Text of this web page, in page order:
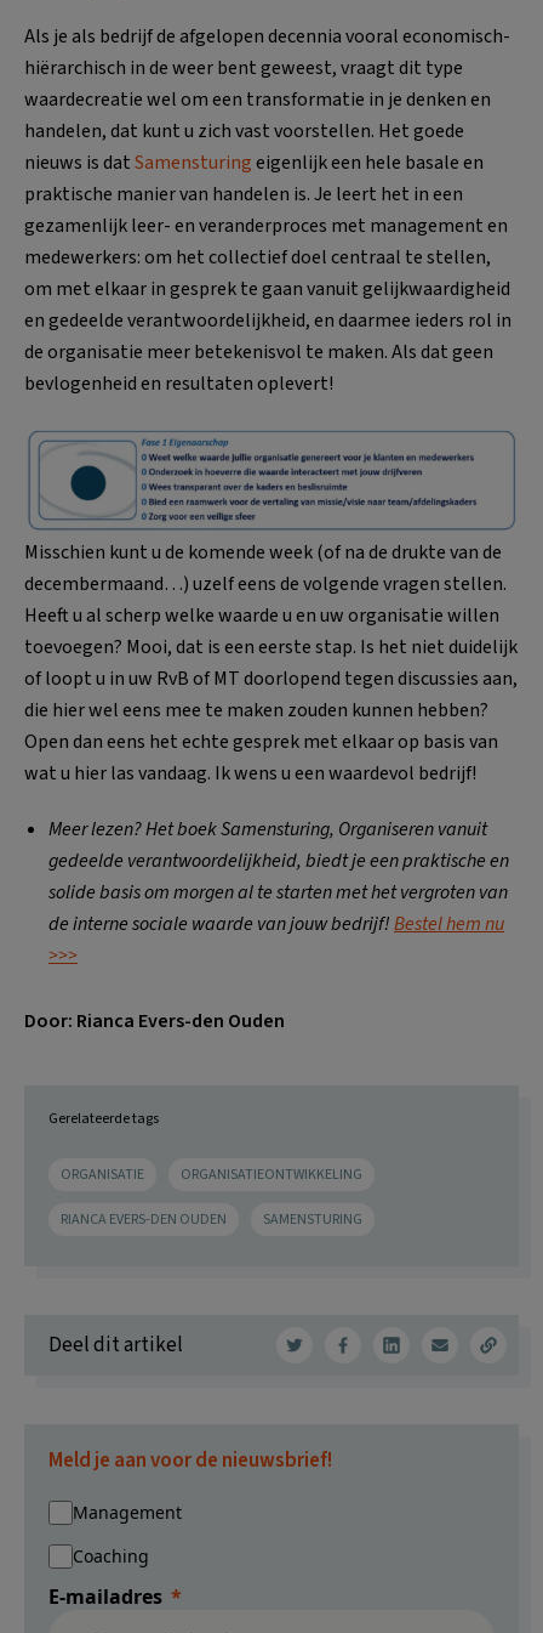
Als je als bedrijf de afgelopen decennia vooral economisch-
hiërarchisch in de weer bent geweest, vraagt dit type
waardecreatie wel om een transformatie in je denken en
handelen, dat kunt u zich vast voorstellen. Het goede
nieuws is datSamensturingeigenlijk een hele basale en
praktische manier van handelen is. Je leert het in een
gezamenlijk leer- en veranderproces met management en
medewerkers: om het collectief doel centraal te stellen,
om met elkaar in gesprek te gaan vanuit gelijkwaardigheid
en gedeelde verantwoordelijkheid, en daarmee ieders rol in
de organisatie meer betekenisvol te maken. Als dat geen
bevlogenheid en resultaten oplevert!
Misschien kunt u de komende week (of na de drukte van de
decembermaand…) uzelf eens de volgende vragen stellen.
Heeft u al scherp welke waarde u en uw organisatie willen
toevoegen? Mooi, dat is een eerste stap. Is het niet duidelijk
of loopt u in uw RvB of MT doorlopend tegen discussies aan,
die hier wel eens mee te maken zouden kunnen hebben?
Open dan eens het echte gesprek met elkaar op basis van
wat u hier las vandaag. Ik wens u een waardevol bedrijf!
Meer lezen? Het boek Samensturing, Organiseren vanuit
gedeelde verantwoordelijkheid, biedt je een praktische en
solide basis om morgen al te starten met het vergroten van
de interne sociale waarde van jouw bedrijf!Bestel hem nu
>>>
Door: Rianca Evers-den Ouden
Gerelateerde tags
ORGANISATIE ORGANISATIEONTWIKKELING
RIANCA EVERS-DEN OUDEN SAMENSTURING
Deel dit artikel
Meld je aan voor de nieuwsbrief!
Management
Coaching
E-mailadres